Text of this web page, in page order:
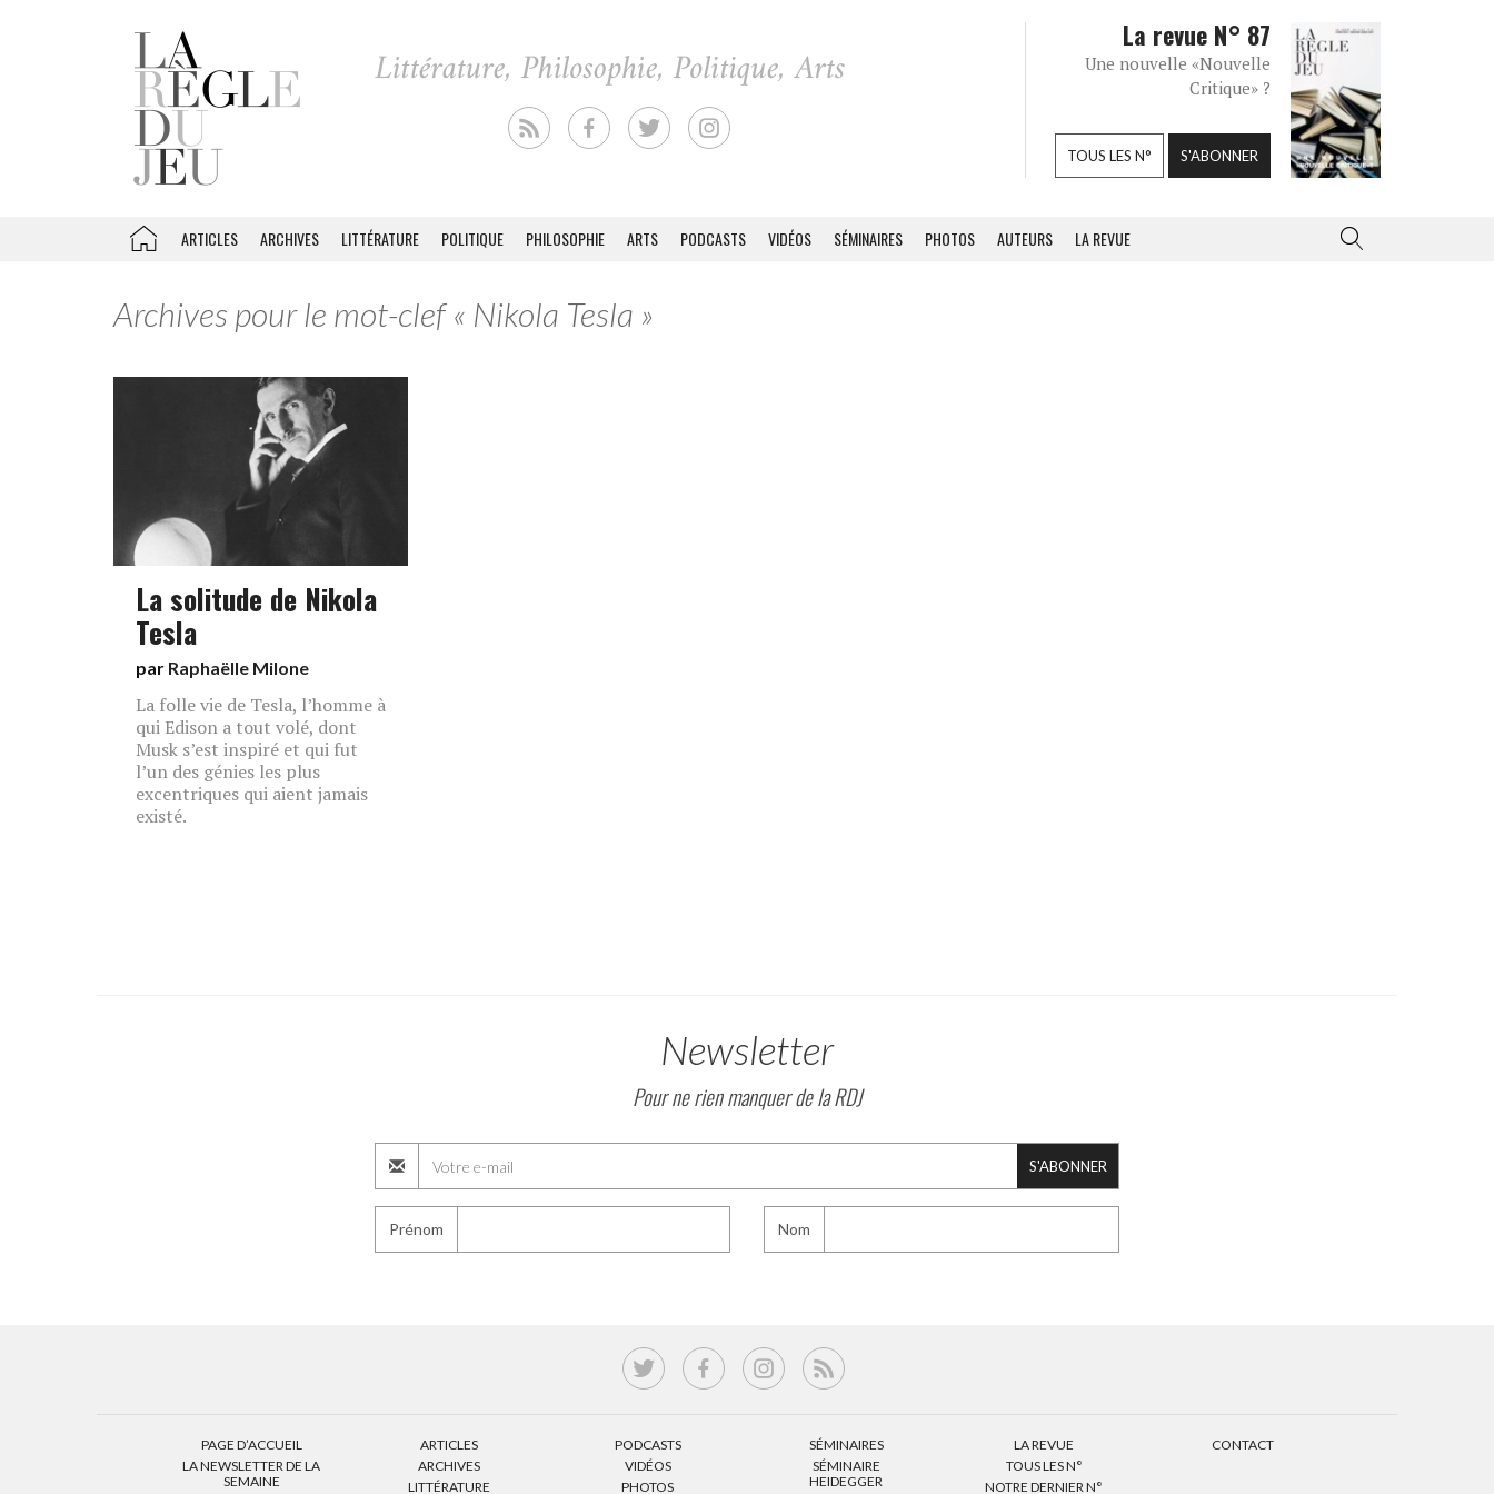
La revue N° 87
Une nouvelle «Nouvelle
Critique» ?
TOUS LES N° S'ABONNER
ARTICLES ARCHIVES LITTÉRATURE POLITIQUE PHILOSOPHIE ARTS PODCASTS VIDÉOS SÉMINAIRES PHOTOS AUTEURS LA REVUE
Archives pour le mot-clef « Nikola Tesla »
La solitude de Nikola
Tesla
par Raphaëlle Milone
La folle vie de Tesla, l’homme à
qui Edison a tout volé, dont
Musk s’est inspiré et qui fut
l’un des génies les plus
excentriques qui aient jamais
existé.
Newsletter
Pour ne rien manquer de la RDJ
S'ABONNER
Prénom Nom
PAGE D’ACCUEIL
LA NEWSLETTER DE LA
SEMAINE
ARTICLES
ARCHIVES
LITTÉRATURE
PODCASTS
VIDÉOS
PHOTOS
SÉMINAIRES
SÉMINAIRE
HEIDEGGER
LA REVUE
TOUS LES N°
NOTRE DERNIER N°
CONTACT